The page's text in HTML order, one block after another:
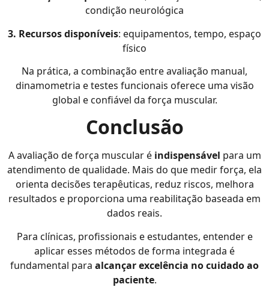
condição neurológica
3. Recursos disponíveis: equipamentos, tempo, espaço
físico
Na prática, a combinação entre avaliação manual,
dinamometria e testes funcionais oferece uma visão
global e confiável da força muscular.
Conclusão
A avaliação de força muscular é indispensável para um
atendimento de qualidade. Mais do que medir força, ela
orienta decisões terapêuticas, reduz riscos, melhora
resultados e proporciona uma reabilitação baseada em
dados reais.
Para clínicas, profissionais e estudantes, entender e
aplicar esses métodos de forma integrada é
fundamental para alcançar excelência no cuidado ao
paciente.